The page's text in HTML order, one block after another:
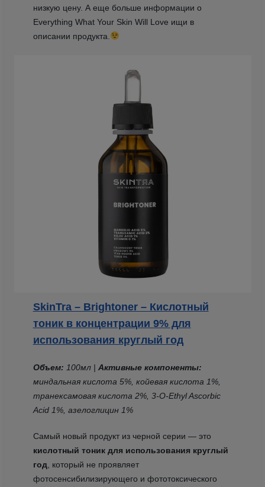
низкую цену. А еще больше информации о
Everything What Your Skin Will Love ищи в
описании продукта.
SkinTra – Brightoner – Кислотный
тоник в концентрации 9% для
использования круглый год
Объем: 100мл | Активные компоненты:
миндальная кислота 5%, койевая кислота 1%,
транексамовая кислота 2%, 3-O-Ethyl Ascorbic
Acid 1%, азелоглицин 1%
Самый новый продукт из черной серии — это
кислотный тоник для использования круглый
год , который не проявляет
фотосенсибилизирующего и фототоксического